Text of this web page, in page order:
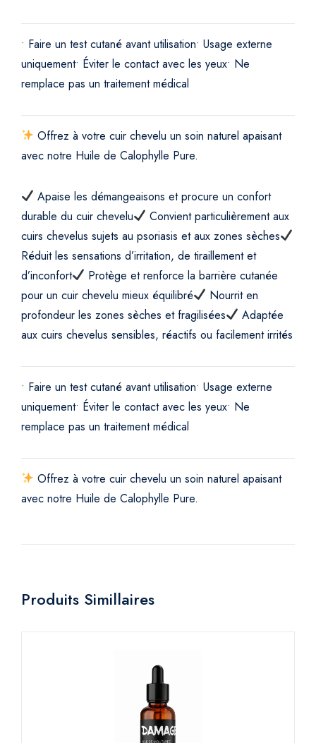
• Faire un test cutané avant utilisation• Usage externe
uniquement• Éviter le contact avec les yeux• Ne
remplace pas un traitement médical
Offrez à votre cuir chevelu un soin naturel apaisant
avec notre Huile de Calophylle Pure.
Apaise les démangeaisons et procure un confort
durable du cuir chevelu
Convient particulièrement aux
cuirs chevelus sujets au psoriasis et aux zones sèches
Réduit les sensations d’irritation, de tiraillement et
d’inconfort
Protège et renforce la barrière cutanée
pour un cuir chevelu mieux équilibré
Nourrit en
profondeur les zones sèches et fragilisées
Adaptée
aux cuirs chevelus sensibles, réactifs ou facilement irrités
• Faire un test cutané avant utilisation• Usage externe
uniquement• Éviter le contact avec les yeux• Ne
remplace pas un traitement médical
Offrez à votre cuir chevelu un soin naturel apaisant
avec notre Huile de Calophylle Pure.
Produits Simillaires